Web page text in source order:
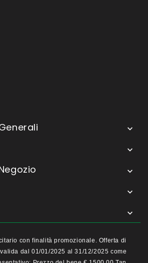





con finalità promozionale. Offerta di
dal 01/01/2025 al 31/12/2025 come